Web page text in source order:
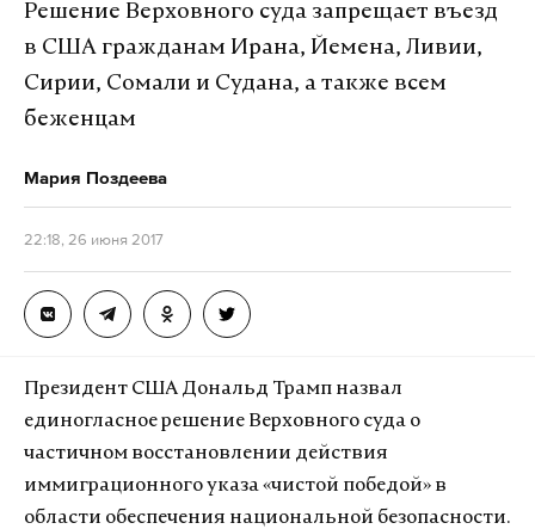
Решение Верховного суда запрещает въезд
в США гражданам Ирана, Йемена, Ливии,
Сирии, Сомали и Судана, а также всем
беженцам
Мария Поздеева
22:18, 26 июня 2017
Президент США Дональд Трамп назвал
единогласное решение Верховного суда о
частичном восстановлении действия
иммиграционного указа «чистой победой» в
области обеспечения национальной безопасности.